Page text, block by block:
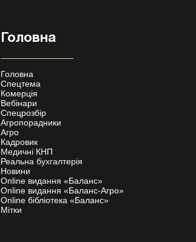
Головна
Головна
Спецтема
Комерція
Вебінари
Спецрозбір
Агропорадники
Агро
Кадровик
Медичні КНП
Реальна бухгалтерія
Новини
Online видання «Баланс»
Online видання «Баланс-Агро»
Online бібліотека «Баланс»
Мітки